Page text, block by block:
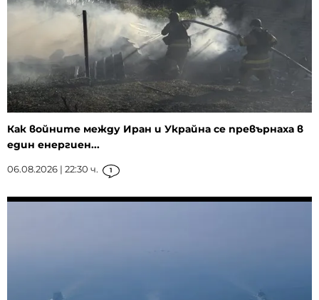
Как войните между Иран и Украйна се превърнаха в
един енергиен...
06.08.2026 | 22:30 ч. 1